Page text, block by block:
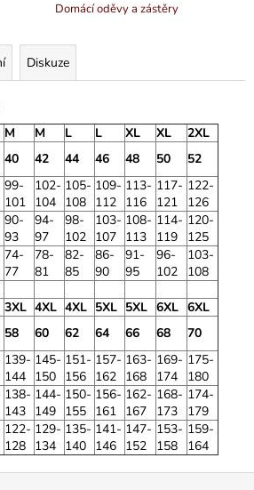
Domácí oděvy a zástěry
Diskuze
M M L L XL XL
2XL
40 42 44 46 48 50
52
99-
101
102-
104
105-
108
109-
112
113-
116
117-
121
122-
126
90-
93
94-
97
98-
102
103-
107
108-
113
114-
119
120-
125
74-
77
78-
81
82-
85
86-
90
91-
95
96-
102
103-
108
3XL 4XL 4XL 5XL 5XL 6XL 6XL
58 60 62 64 66 68
70
139-
144
145-
150
151-
156
157-
162
163-
168
169-
174
175-
180
138-
143
144-
149
150-
155
156-
161
162-
167
168-
173
174-
179
122-
128
129-
134
135-
140
141-
146
147-
152
153-
158
159-
164